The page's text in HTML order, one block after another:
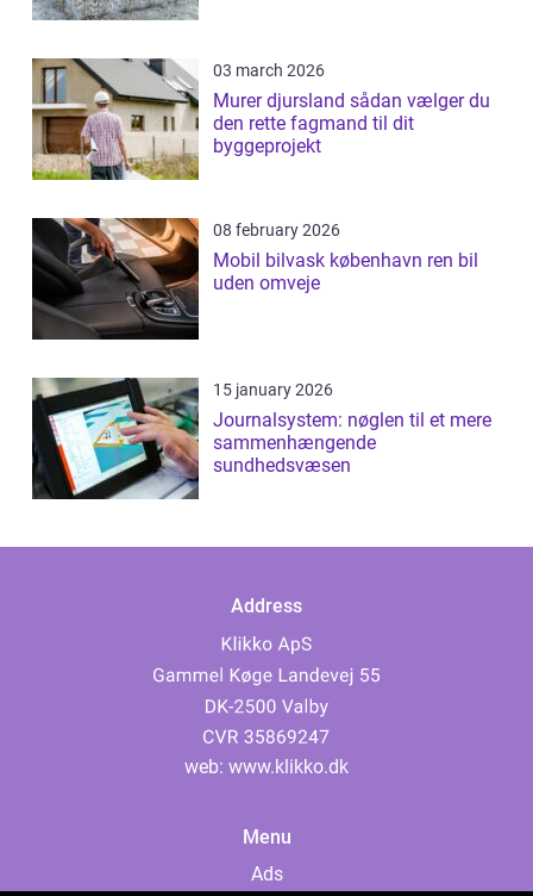
03 march 2026
Murer djursland sådan vælger du
den rette fagmand til dit
byggeprojekt
08 february 2026
Mobil bilvask københavn ren bil
uden omveje
15 january 2026
Journalsystem: nøglen til et mere
sammenhængende
sundhedsvæsen
Address
web: www.klikko.dk
Menu
Ads